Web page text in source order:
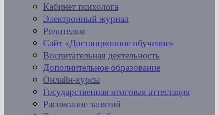
Кабинет психолога
Электронный журнал
Родителям
Сайт «Дистанционное обучение»
Воспитательная деятельность
Дополнительное образование
Онлайн-курсы
Государственная итоговая аттестация
Расписание занятий